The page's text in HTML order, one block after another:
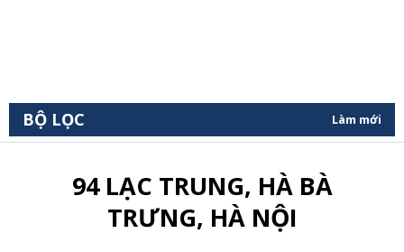
BỘ LỌC Làm mới
94 LẠC TRUNG, HÀ BÀ
TRƯNG, HÀ NỘI